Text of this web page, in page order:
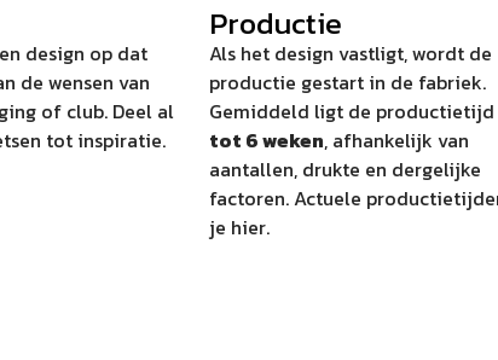
design op dat
de wensen van
of club. Deel al
tot inspiratie.
Productie
Als het design vastligt, wordt de
productie gestart in de fabriek.
Gemiddeld ligt de
tot 6 weken, afhankelijk van
aantallen, drukte en dergelijke
factoren. Actuele
je hier.